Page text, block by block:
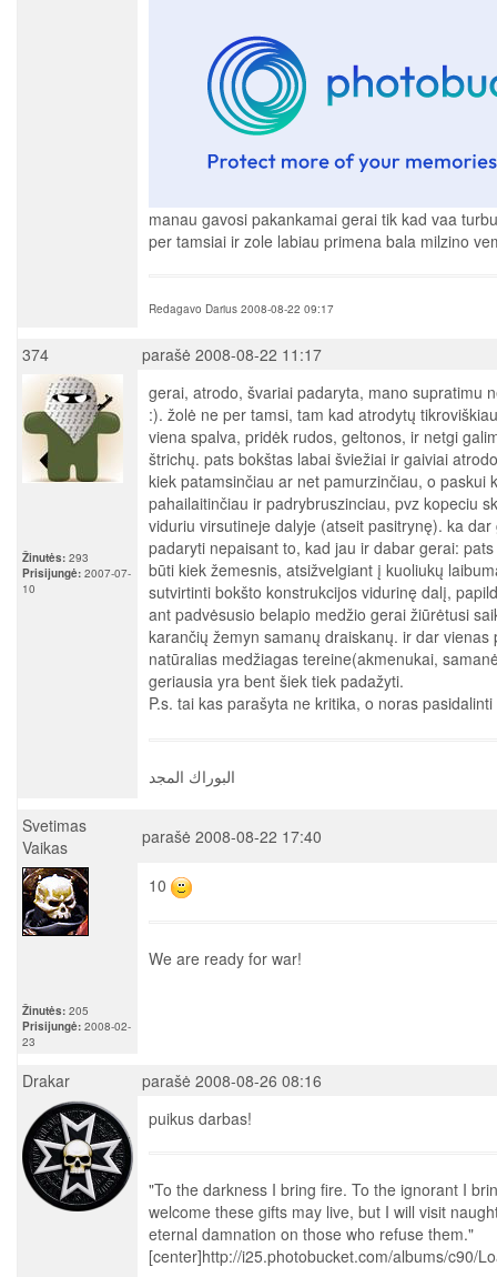
manau gavosi pakankamai gerai tik kad vaa
per tamsiai ir zole labiau primena bala milzino
Redagavo Darius 2008-08-22 09:17
374 parašė 2008-08-22 11:17
Žinutės: 293
Prisijungė: 2007-07-
10
gerai, atrodo, švariai padaryta, mano supratimu
:). žolė ne per tamsi, tam kad atrodytų
viena spalva, pridėk rudos, geltonos, ir netgi
štrichų. pats bokštas labai šviežiai ir gaiviai
kiek patamsinčiau ar net pamurzinčiau, o paskui
pahailaitinčiau ir padrybruszinciau, pvz kopeciu
viduriu virsutineje dalyje (atseit pasitrynę). ka
padaryti nepaisant to, kad jau ir dabar gerai:
būti kiek žemesnis, atsižvelgiant į kuoliukų
sutvirtinti bokšto konstrukcijos vidurinę dalį,
ant padvėsusio belapio medžio gerai žiūrėtusi
karančių žemyn samanų draiskanų. ir dar vienas
natūralias medžiagas tereine(akmenukai,
geriausia yra bent šiek tiek padažyti.
P.s. tai kas parašyta ne kritika, o noras
البوراك المجد
Svetimas
Vaikas
parašė 2008-08-22 17:40
Žinutės: 205
Prisijungė: 2008-02-
23
10
We are ready for war!
Drakar parašė 2008-08-26 08:16
puikus darbas!
"To the darkness I bring fire. To the ignorant I
welcome these gifts may live, but I will visit
eternal damnation on those who refuse them."
[center]http://i25.photobucket.com/albums/c90/